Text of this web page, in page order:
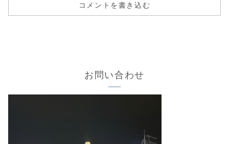
コメントを書き込む
お問い合わせ